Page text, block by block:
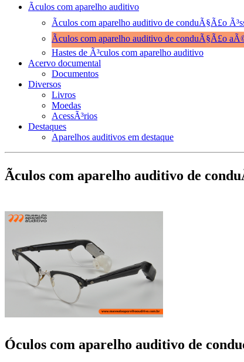
Ãculos com aparelho auditivo
Ãculos com aparelho auditivo de conduÃ§Ã£o
Ãculos com aparelho auditivo de conduÃ§Ã£o
Hastes de Ã³culos com aparelho auditivo
Acervo documental
Documentos
Diversos
Livros
Moedas
AcessÃ³rios
Destaques
Aparelhos auditivos em destaque
Ãculos com aparelho auditivo de
Óculos com aparelho auditivo de